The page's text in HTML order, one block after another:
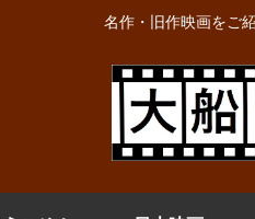
名作・旧作映画をご